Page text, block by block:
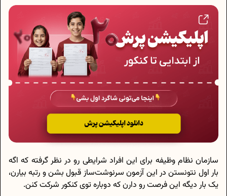
سازمان نظام وظیفه برای این افراد شرایطی رو در نظر گرفته که اگه
بار اول نتونستن در این آزمون سرنوشت‌ساز قبول بشن و رتبه بیارن،
یک بار دیگه این فرصت رو دارن که دوباره توی کنکور شرکت کنن.